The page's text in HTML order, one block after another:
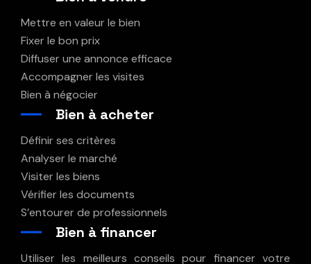
Mettre en valeur le bien
Fixer le bon prix
Diffuser une annonce efficace
Accompagner les visites
Bien à négocier
Bien à acheter
Définir ses critères
Analyser le marché
Visiter les biens
Vérifier les documents
S’entourer de professionnels
Bien à financer
Utiliser les meilleurs conseils pour financer votre